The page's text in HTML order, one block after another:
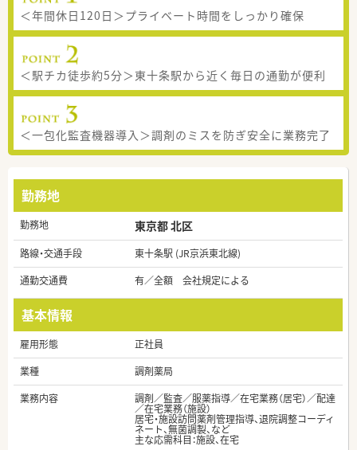
＜年間休日120日＞プライベート時間をしっかり確保
＜駅チカ徒歩約5分＞東十条駅から近く毎日の通勤が便利
＜一包化監査機器導入＞調剤のミスを防ぎ安全に業務完了
勤務地
勤務地 東京都 北区
路線・交通手段
東十条駅 (JR京浜東北線)
通勤交通費
有／全額 会社規定による
基本情報
雇用形態
正社員
業種
調剤薬局
業務内容
調剤／監査／服薬指導／在宅業務（居宅）／配達
／在宅業務（施設）
居宅・施設訪問薬剤管理指導、退院調整コーディ
ネート、無菌調製、など
主な応需科目：施設、在宅